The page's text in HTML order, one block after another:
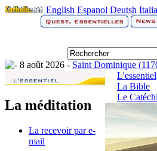
English Espanol Deutsh
8 août 2026 - Saint Dominique
La méditation
La recevoir par e-
mail
L'essentiel
La Bible
Le